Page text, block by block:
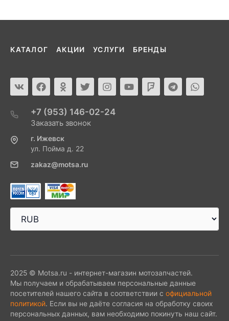
КАТАЛОГ АКЦИИ УСЛУГИ БРЕНДЫ
+7 (953) 146-02-24
Заказать звонок
г. Ижевск
ул. Пойма д. 22
zakaz@motsa.ru
2025 © Motsa.ru - интернет-магазин мотозапчастей.
Мы получаем и обрабатываем персональные данные
посетителей нашего сайта в соответствии с официальной
политикой. Если вы не даёте согласия на обработку своих
персональных данных, вам необходимо покинуть наш сайт.